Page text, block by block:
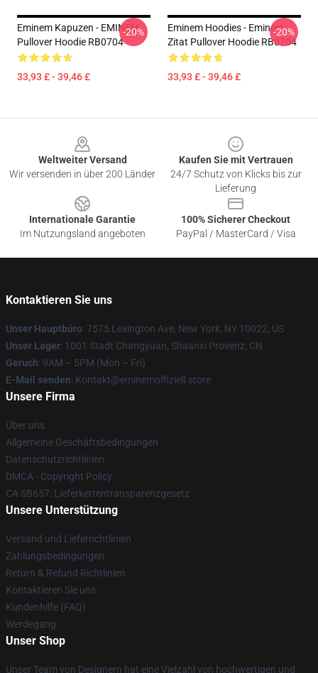
Eminem Kapuzen - EMINEM
Pullover Hoodie RB0704
33,93 £ - 39,46 £
-20%
Eminem Hoodies - Eminem
Zitat Pullover Hoodie RB0704
33,93 £ - 39,46 £
-20%
Weltweiter Versand
Wir versenden in über 200 Länder
Kaufen Sie mit Vertrauen
24/7 Schutz von Klicks bis zur
Lieferung
Internationale Garantie
Im Nutzungsland angeboten
100% Sicherer Checkout
PayPal / MasterCard / Visa
Kontaktieren Sie uns
Unser Hauptbüro: 7575 Lexington Ave, New York, NY 10022, US
Unser Lager: 1001 Stadt Changyuan, Shaanxi Provënz, CN
Geruch: 9AM – 5PM (Mon – Fri)
E-Mail senden: Kontakt@eminemoffiziell.store
Unsere Firma
Über uns
Allgemeine Geschäftsbedingungen
Datenschutzrichtlinien
DMCA - Copyright Policy
CA SB657: Lieferkettentransparenzgesetz
Unsere Unterstützung
Versand und Lieferrichtlinien
Zahlungsbedingungen
Return & Refund Richtlinien
Kontaktieren Sie uns
Kundenhilfe (FAQ)
Werdegang
Unser Shop
Unser Team von Designern hat eine Vielzahl von hochwertigen und